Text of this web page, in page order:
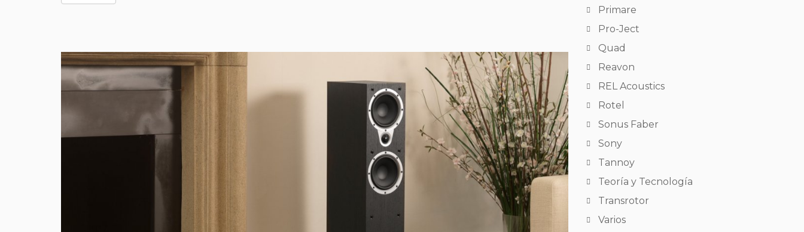
Primare
Pro-Ject
Quad
Reavon
REL Acoustics
Rotel
Sonus Faber
Sony
Tannoy
Teoría y Tecnología
Transrotor
Varios